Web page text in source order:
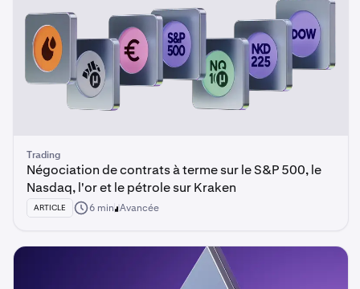
Trading
Négociation de contrats à terme sur le S&P 500, le
Nasdaq, l'or et le pétrole sur Kraken
ARTICLE 6 min Avancée